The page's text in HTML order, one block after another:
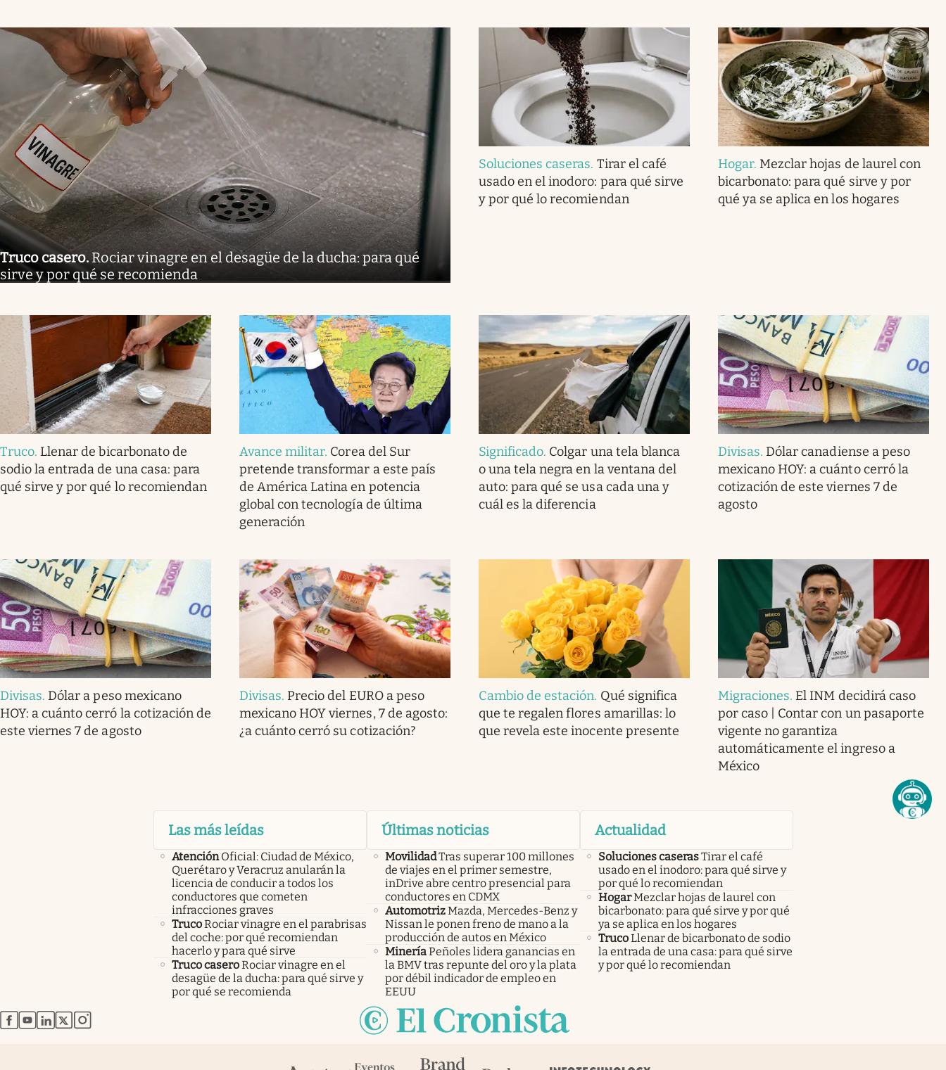
Truco casero. Rociar vinagre en el desagüe de la ducha: para qué
sirve y por qué se recomienda
Soluciones caseras. Tirar el café
usado en el inodoro: para qué sirve
y por qué lo recomiendan
Hogar. Mezclar hojas de laurel con
bicarbonato: para qué sirve y por
qué ya se aplica en los hogares
Truco. Llenar de bicarbonato de
sodio la entrada de una casa: para
qué sirve y por qué lo recomiendan
Avance militar. Corea del Sur
pretende transformar a este país
de América Latina en potencia
global con tecnología de última
generación
Significado. Colgar una tela blanca
o una tela negra en la ventana del
auto: para qué se usa cada una y
cuál es la diferencia
Divisas. Dólar canadiense a peso
mexicano HOY: a cuánto cerró la
cotización de este viernes 7 de
agosto
Divisas. Dólar a peso mexicano
HOY: a cuánto cerró la cotización de
este viernes 7 de agosto
Divisas. Precio del EURO a peso
mexicano HOY viernes, 7 de agosto:
¿a cuánto cerró su cotización?
Cambio de estación. Qué significa
que te regalen flores amarillas: lo
que revela este inocente presente
Migraciones. El INM decidirá caso
por caso | Contar con un pasaporte
vigente no garantiza
automáticamente el ingreso a
México
Las más leídas
Atención Oficial: Ciudad de México,
Querétaro y Veracruz anularán la
licencia de conducir a todos los
conductores que cometen
infracciones graves
TrucoRociar vinagre en el parabrisas
del coche: por qué recomiendan
hacerlo y para qué sirve
Truco caseroRociar vinagre en el
desagüe de la ducha: para qué sirve y
por qué se recomienda
Últimas noticias
MovilidadTras superar 100 millones
de viajes en el primer semestre,
inDrive abre centro presencial para
conductores en CDMX
AutomotrizMazda, Mercedes-Benz y
Nissan le ponen freno de mano a la
producción de autos en México
MineríaPeñoles lidera ganancias en
la BMV tras repunte del oro y la plata
por débil indicador de empleo en
EEUU
Actualidad
Soluciones caserasTirar el café
usado en el inodoro: para qué sirve y
por qué lo recomiendan
HogarMezclar hojas de laurel con
bicarbonato: para qué sirve y por qué
ya se aplica en los hogares
TrucoLlenar de bicarbonato de sodio
la entrada de una casa: para qué sirve
y por qué lo recomiendan
abre en nueva pestaña
abre en nueva pestaña
abre en nueva pestaña
abre en nueva pestaña
abre en nueva pestaña